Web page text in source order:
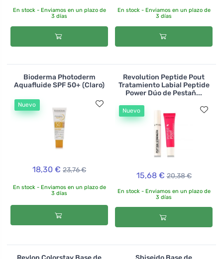
En stock - Enviamos en un plazo de
3 días
En stock - Enviamos en un plazo de
3 días
Bioderma Photoderm
Aquafluide SPF 50+ (Claro)
Nuevo
18,30 € 23,76 €
En stock - Enviamos en un plazo de
3 días
Revolution Peptide Pout
Tratamiento Labial Peptide
Power Dúo de Pestañ...
Nuevo
15,68 € 20,38 €
En stock - Enviamos en un plazo de
3 días